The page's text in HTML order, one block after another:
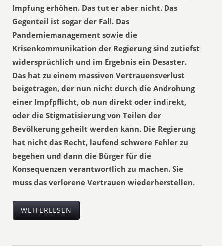
Impfung erhöhen. Das tut er aber nicht. Das
Gegenteil ist sogar der Fall. Das
Pandemiemanagement sowie die
Krisenkommunikation der Regierung sind zutiefst
widersprüchlich und im Ergebnis ein Desaster.
Das hat zu einem massiven Vertrauensverlust
beigetragen, der nun nicht durch die Androhung
einer Impfpflicht, ob nun direkt oder indirekt,
oder die Stigmatisierung von Teilen der
Bevölkerung geheilt werden kann. Die Regierung
hat nicht das Recht, laufend schwere Fehler zu
begehen und dann die Bürger für die
Konsequenzen verantwortlich zu machen. Sie
muss das verlorene Vertrauen wiederherstellen.
WEITERLESEN